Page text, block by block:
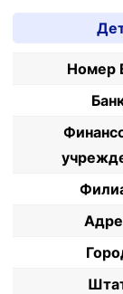
Номер